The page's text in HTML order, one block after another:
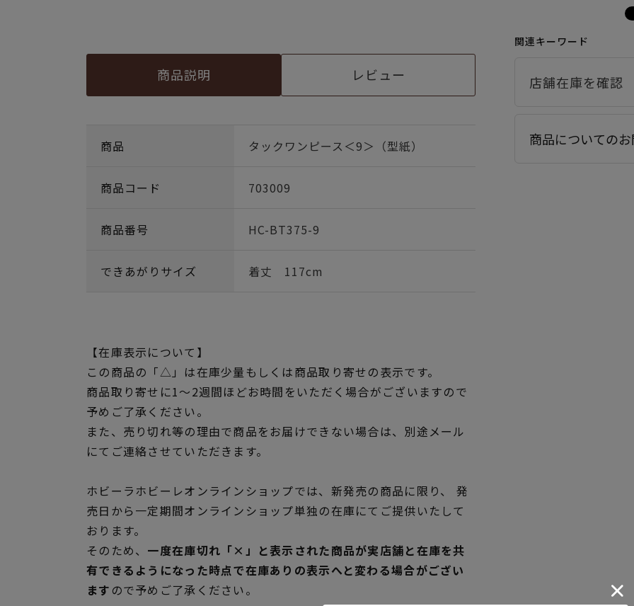
商品説明 レビュー
商品 タックワンピース＜9＞（型紙）
商品コード 703009
商品番号 HC-BT375-9
できあがりサイズ 着丈 117cm
【在庫表示について】
この商品の「△」は在庫少量もしくは商品取り寄せの表示です。
商品取り寄せに1～2週間ほどお時間をいただく場合がございますので
予めご了承ください。
また、売り切れ等の理由で商品をお届けできない場合は、別途メール
にてご連絡させていただきます。
ホビーラホビーレオンラインショップでは、新発売の商品に限り、 発
売日から一定期間オンラインショップ単独の在庫にてご提供いたして
おります。
そのため、 一度在庫切れ「×」と表示された商品が実店舗と在庫を共
有できるようになった時点で在庫ありの表示へと変わる場合がござい
ます ので予めご了承ください。
関連キーワード
商品についての